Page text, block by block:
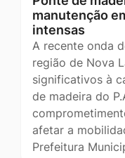
manutenção
intensas
A recente onda
região de Nova
significativos à
de madeira do
afetar a
Prefeitura